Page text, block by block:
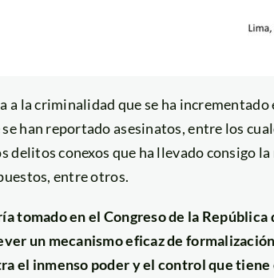
a la criminalidad que se ha
han reportado asesinatos, entre los
delitos conexos que ha llevado consigo
entre otros.
tomado en el Congreso de la
un mecanismo eficaz de
el inmenso poder y el control que